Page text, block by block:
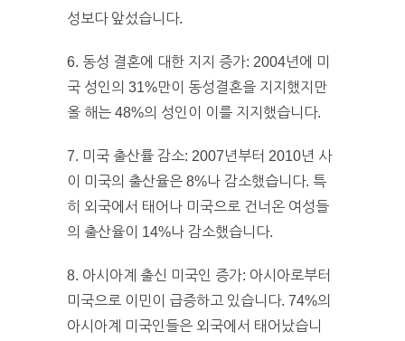
성보다 앞섰습니다.
6. 동성 결혼에 대한 지지 증가: 2004년에 미
국 성인의 31%만이 동성결혼을 지지했지만
올 해는 48%의 성인이 이를 지지했습니다.
7. 미국 출산률 감소: 2007년부터 2010년 사
이 미국의 출산율은 8%나 감소했습니다. 특
히 외국에서 태어나 미국으로 건너온 여성들
의 출산율이 14%나 감소했습니다.
8. 아시아계 출신 미국인 증가: 아시아로부터
미국으로 이민이 급증하고 있습니다. 74%의
아시아계 미국인들은 외국에서 태어났습니